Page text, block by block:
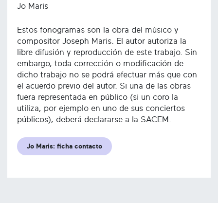
Jo Maris
Estos fonogramas son la obra del músico y
compositor Joseph Maris. El autor autoriza la
libre difusión y reproducción de este trabajo. Sin
embargo, toda corrección o modificación de
dicho trabajo no se podrá efectuar más que con
el acuerdo previo del autor. Si una de las obras
fuera representada en público (si un coro la
utiliza, por ejemplo en uno de sus conciertos
públicos), deberá declararse a la SACEM.
Jo Maris: ficha contacto